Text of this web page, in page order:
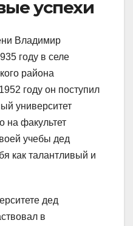
успехи
Владимир
году в селе
района
году он поступил
университет
на факультет
учебы дед
как талантливый и
дед
в